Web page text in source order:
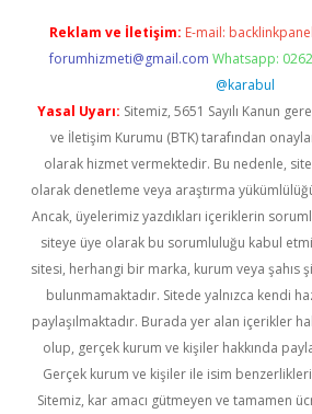
Reklam ve İletişim: E-mail:
forumhizmeti@gmail.com Whatsapp:
@karabul
Yasal Uyarı: Sitemiz, 5651 Sayılı Kanun
ve İletişim Kurumu (BTK) tarafından
olarak hizmet vermektedir. Bu nedenle,
olarak denetleme veya araştırma
Ancak, üyelerimiz yazdıkları içeriklerin
siteye üye olarak bu sorumluluğu kabul
sitesi, herhangi bir marka, kurum veya şahıs
bulunmamaktadır. Sitede yalnızca kendi
paylaşılmaktadır. Burada yer alan içerikler
olup, gerçek kurum ve kişiler hakkında
Gerçek kurum ve kişiler ile isim
Sitemiz, kar amacı gütmeyen ve tamamen